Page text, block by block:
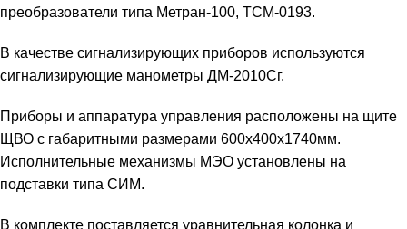
преобразователи типа Метран-100, ТСМ-0193.
В качестве сигнализирующих приборов используются
сигнализирующие манометры ДМ-2010Сг.
Приборы и аппаратура управления расположены на щите
ЩВО с габаритными размерами 600x400x1740мм.
Исполнительные механизмы МЭО установлены на
подставки типа СИМ.
В комплекте поставляется уравнительная колонка и